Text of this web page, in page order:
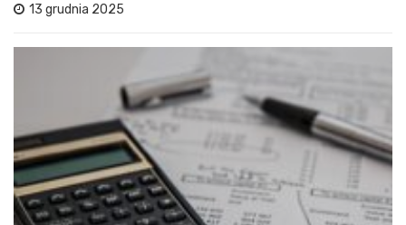
13 grudnia 2025